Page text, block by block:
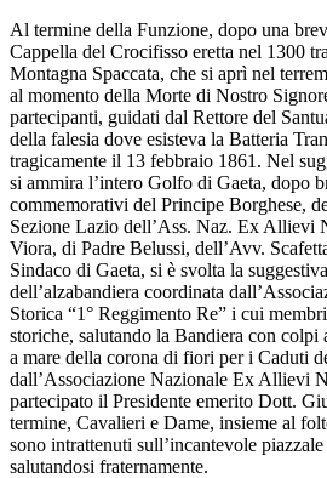
Al termine della Funzione, dopo una
Cappella del Crocifisso eretta nel 1300
Montagna Spaccata, che si aprì nel
al momento della Morte di Nostro
partecipanti, guidati dal Rettore del
della falesia dove esisteva la Batteria
tragicamente il 13 febbraio 1861. Nel
si ammira l’intero Golfo di Gaeta, dopo
commemorativi del Principe Borghese,
Sezione Lazio dell’Ass. Naz. Ex Allievi
Viora, di Padre Belussi, dell’Avv.
Sindaco di Gaeta, si è svolta la
dell’alzabandiera coordinata
Storica “1° Reggimento Re” i cui
storiche, salutando la Bandiera con colpi
a mare della corona di fiori per i Caduti
dall’Associazione Nazionale Ex Allievi
partecipato il Presidente emerito Dott.
termine, Cavalieri e Dame, insieme al
sono intrattenuti sull’incantevole
salutandosi fraternamente.